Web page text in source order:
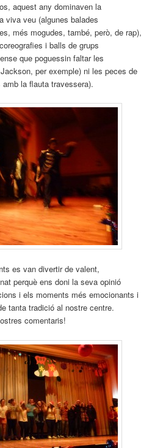
aquest any dominaven la
viva veu (algunes balades
més mogudes, també, però, de rap),
i balls de grups
que poguessin faltar les
per exemple) ni les peces de
la flauta travessera).
es van divertir de valent,
perquè ens doni la seva opinió
i els moments més emocionants i
tanta tradició al nostre centre.
comentaris!